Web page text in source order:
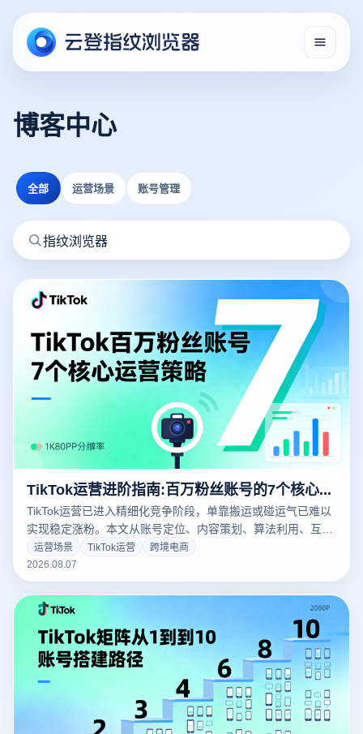
博客中心
全部 运营场景 账号管理
TikTok运营进阶指南:百万粉丝账号的7个核心运营策略
TikTok运营已进入精细化竞争阶段，单靠搬运或碰运气已难以
实现稳定涨粉。本文从账号定位、内容策划、算法利用、互动
策略、数据驱动、标签体系、商业变现7个维度，系统分享百
万粉丝账号的实战经验，帮助运营者建立系统化的增长框架。
运营场景 TikTok运营
跨境电商
2026.08.07